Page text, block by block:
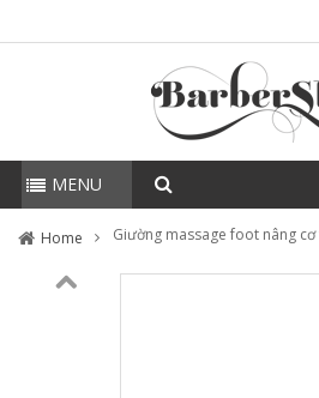
MENU
Home Giường massage foot nâng cơ